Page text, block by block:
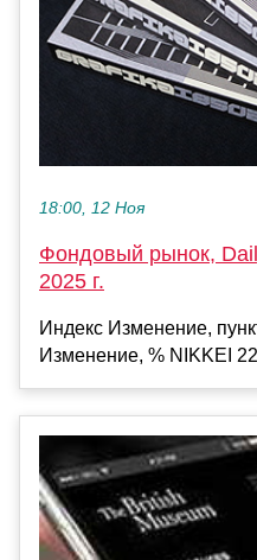
18:00, 12 Ноя
Фондовый рынок,
2025 г.
Индекс Изменение,
Изменение, % NIKKEI